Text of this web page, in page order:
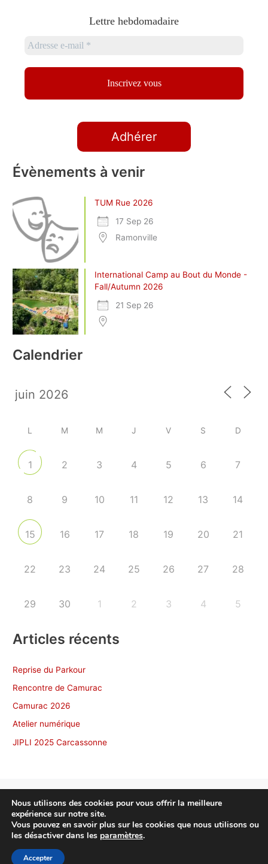
Lettre hebdomadaire
Adhérer
Évènements à venir
TUM Rue 2026
17 Sep 26
Ramonville
International Camp au Bout du Monde -
Fall/Autumn 2026
21 Sep 26
Calendrier
L M M J V S D
1 2 3 4 5 6 7
8 9 10 11 12 13 14
15 16 17 18 19 20 21
22 23 24 25 26 27 28
29 30 1 2 3 4 5
Articles récents
Reprise du Parkour
Rencontre de Camurac
Camurac 2026
Atelier numérique
JIPLI 2025 Carcassonne
Copyright © 2026 NonscÔ Toulouse
Politique de confidentialité
Nous utilisons des cookies pour vous offrir la meilleure
expérience sur notre site.
Vous pouvez en savoir plus sur les cookies que nous utilisons ou
les désactiver dans les paramètres.
Accepter